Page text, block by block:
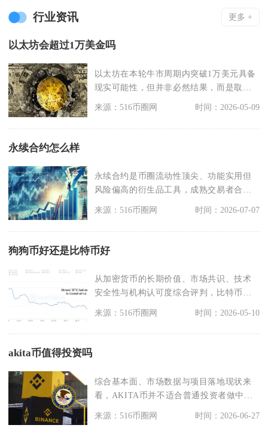
行业资讯 更多 +
以太坊会超过1万美金吗
以太坊在本轮牛市周期内突破1万美元具备
现实可能性，但并非必然结果，而是取决
于宏观流动性、机
来源：516币圈网 时间：2026-05-09
永续合约怎么样
永续合约是币圈流动性顶尖、功能实用但
风险偏高的衍生品工具，成熟交易者合理
管控仓位可实现对冲
来源：516币圈网 时间：2026-07-07
狗狗币好还是比特币好
从加密货币的长期价值、市场共识、技术
安全性与机构认可度综合评判，比特币整
来源：516币圈网 时间：2026-05-10
akita币值得投资吗
综合基本面、市场数据与项目落地现状来
看，AKITA币并不适合普通投资者做中长
来源：516币圈网 时间：2026-06-27